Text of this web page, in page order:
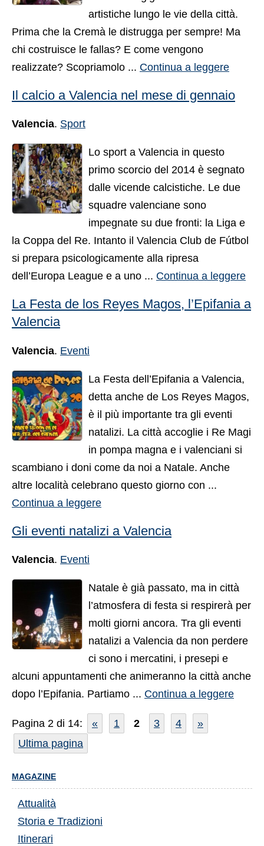
artistiche lungo le vie della città.
Prima che la Cremà le distrugga per sempre! Ma
chi costruisce le fallas? E come vengono
realizzate? Scopriamolo ... Continua a leggere
Il calcio a Valencia nel mese di gennaio
Valencia. Sport
Lo sport a Valencia in questo
primo scorcio del 2014 è segnato
dalle vicende calcistiche. Le due
squadre valenciane sono
impegnate su due fronti: la Liga e
la Coppa del Re. Intanto il Valencia Club de Fútbol
si prepara psicologicamente alla ripresa
dell’Europa League e a uno ... Continua a leggere
La Festa de los Reyes Magos, l’Epifania a
Valencia
Valencia. Eventi
La Festa dell’Epifania a Valencia,
detta anche de Los Reyes Magos,
è il più importante tra gli eventi
natalizi. La città accoglie i Re Magi
in pompa magna e i valenciani si
scambiano i doni come da noi a Natale. Anche
altre località celebrano questo giorno con ...
Continua a leggere
Gli eventi natalizi a Valencia
Valencia. Eventi
Natale è già passato, ma in città
l’atmosfera di festa si respirerà per
molti giorni ancora. Tra gli eventi
natalizi a Valencia da non perdere
ci sono i mercatini, i presepi e
alcuni appuntamenti che animeranno la città anche
dopo l’Epifania. Partiamo ... Continua a leggere
Pagina 2 di 14: « 1 2 3 4
»
Ultima pagina
MAGAZINE
Attualità
Storia e Tradizioni
Itinerari